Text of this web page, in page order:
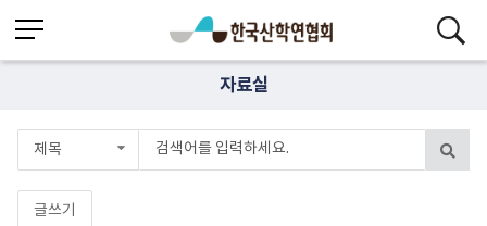
자료실
제목
글쓰기